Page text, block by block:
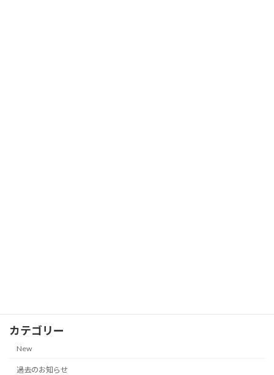
カテゴリー
New
過去のお知らせ